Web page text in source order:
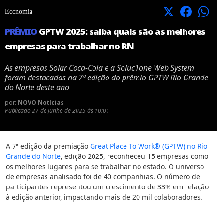
Economia X Facebook
PRÊMIOGPTW 2025: saiba quais são as melhores
empresas para trabalhar no RN
As empresas Solar Coca-Cola e a Soluc1one Web System
foram destacadas na 7ª edição do prêmio GPTW Rio Grande
do Norte deste ano
por: NOVO Notícias
Publicado 27 de junho de 2025 às 10:01
A 7ª edição da premiação Great Place To Work® (GPTW) no Rio
Grande do Norte, edição 2025, reconheceu 15 empresas como
os melhores lugares para se trabalhar no estado. O universo
de empresas analisado foi de 40 companhias. O número de
participantes representou um crescimento de 33% em relação
à edição anterior, impactando mais de 20 mil colaboradores.